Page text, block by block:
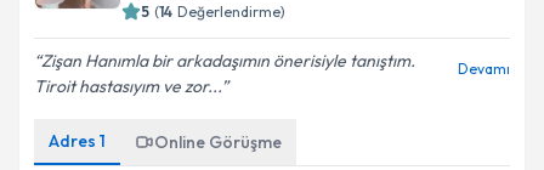
5 (14 Değerlendirme)
Zişan Hanımla bir arkadaşımın önerisiyle tanıştım.
Tiroit hastasıyım ve zor...
Devamı
Adres 1 Online Görüşme